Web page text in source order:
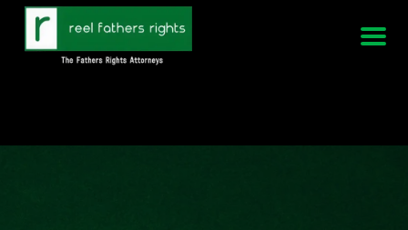
951-339-3826
Estamos disponibles 24/7